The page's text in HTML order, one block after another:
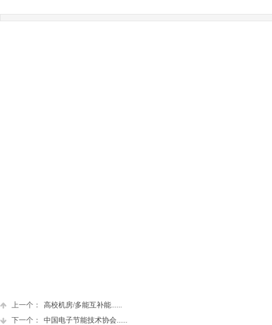
上一个：
高校机房/多能互补能......
下一个：
中国电子节能技术协会......